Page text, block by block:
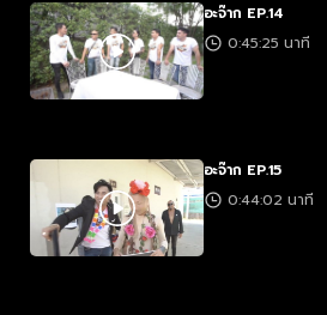
อะจ๊าก EP.14
0:45:25 นาที
อะจ๊าก EP.15
0:44:02 นาที